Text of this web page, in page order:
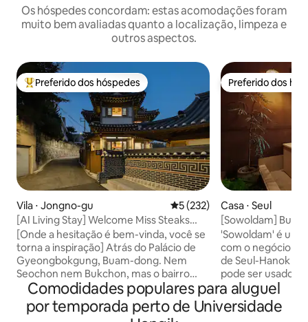
Os hóspedes concordam: estas acomodações foram
muito bem avaliadas quanto a localização, limpeza e
outros aspectos.
Entre os melhores preferidos dos hóspedes
Preferido dos hóspedes
Vila ⋅ Jongno-gu 5 de uma avaliação média de
5 (232)
[AI Living Stay] Welcome Miss Steaks
House - Estadia em uma casa de hanok
independente em Buam-dong, Jongno
[Onde a hesitação é bem-vinda, você se
torna a inspiração] Atrás do Palácio de
Gyeongbokgung, Buam-dong. Nem
Seochon nem Bukchon, mas o bairro
mais tranquilo de Seul. No final daquele
beco, havia uma casa hanok particular. O
local onde Anpyeongdaegun, o príncipe
Preferido dos
Preferido dos
Casa ⋅ Seul
[Sowoldam]
Desfrute de um
uma
Hinokitang!
'Sowoldam' é
com o negócio
de Seul-Hanok
pode ser usado
estrangeiros.☺️ Você pode se curar
enquanto olha
partir do hinoki
Comodidades populares para aluguel
por temporada perto de Universidade